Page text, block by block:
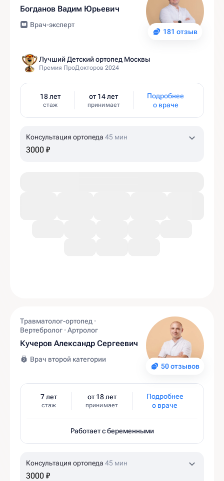
181 отзыв
Богданов Вадим Юрьевич
Врач-эксперт
Лучший Детский ортопед Москвы
Премия ПроДокторов 2024
18 лет
стаж
от 14 лет
принимает
Подробнее
о враче
Консультация ортопеда 45 мин
3000 ₽
50 отзывов
Травматолог-ортопед ·
Вертебролог · Артролог
Кучеров Александр Сергеевич
Врач второй категории
7 лет
стаж
от 18 лет
принимает
Подробнее
о враче
Работает с беременными
Консультация ортопеда 45 мин
3000 ₽